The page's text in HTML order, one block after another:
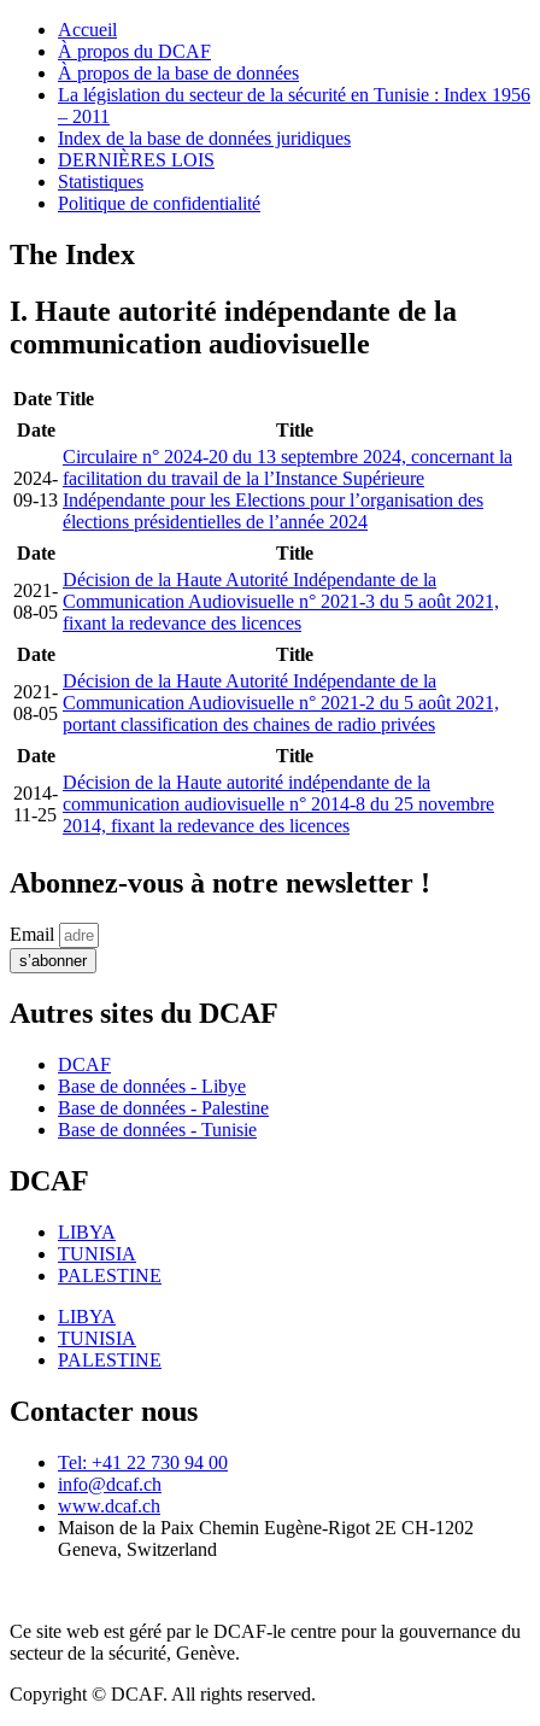
Accueil
À propos du DCAF
À propos de la base de données
La législation du secteur de la sécurité en Tunisie : Index 1956
– 2011
Index de la base de données juridiques
DERNIÈRES LOIS
Statistiques
Politique de confidentialité
The Index
I. Haute autorité indépendante de la
communication audiovisuelle
Date Title
Date
Title
2024-
09-13
Circulaire n° 2024-20 du 13 septembre 2024, concernant la
facilitation du travail de la l’Instance Supérieure
Indépendante pour les Elections pour l’organisation des
élections présidentielles de l’année 2024
Date
Title
2021-
08-05
Décision de la Haute Autorité Indépendante de la
Communication Audiovisuelle n° 2021-3 du 5 août 2021,
fixant la redevance des licences
Date
Title
2021-
08-05
Décision de la Haute Autorité Indépendante de la
Communication Audiovisuelle n° 2021-2 du 5 août 2021,
portant classification des chaines de radio privées
Date
Title
2014-
11-25
Décision de la Haute autorité indépendante de la
communication audiovisuelle n° 2014-8 du 25 novembre
2014, fixant la redevance des licences
Abonnez-vous à notre newsletter !
Email
s’abonner
Autres sites du DCAF
DCAF
Base de données - Libye
Base de données - Palestine
Base de données - Tunisie
DCAF
LIBYA
TUNISIA
PALESTINE
LIBYA
TUNISIA
PALESTINE
Contacter nous
Tel: +41 22 730 94 00
info@dcaf.ch
www.dcaf.ch
Maison de la Paix Chemin Eugène-Rigot 2E CH-1202
Geneva, Switzerland
Ce site web est géré par le DCAF-le centre pour la gouvernance du
secteur de la sécurité, Genève.
Copyright © DCAF. All rights reserved.